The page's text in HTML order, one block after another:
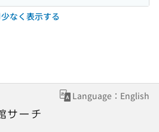
少なく表示する
Language：English